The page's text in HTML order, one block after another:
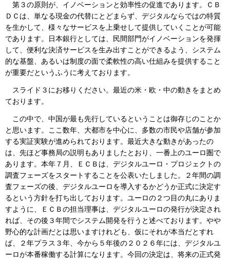
第３の原則が、イノベーションと効率性の促進であります。ＣＢ
ＤＣは、単なる現金の代替にとどまらず、デジタルならではの特質
を生かして、様々なサービスを上乗せして提供していくことが可能
であります。日本銀行としては、民間部門がイノベーションを発揮
して、便利な決済サービスを生み出すことができるよう、システム
的な基盤、あるいは制度の面で柔軟性の高い仕組みを提供すること
が重要だというふうに考えております。
スライド３にお移りください。最近の米・欧・中の動きをまとめ
ております。
この中で、中国が最も先行しているということは御存じのことか
と思います。ここ数年、大都市を中心に、多数の市民や店舗が参加
する実証実験が進められております。最近大きな動きがあったの
は、先ほど事務局の説明もありましたとおり、一番上のユーロ圏で
あります。本年７月、ＥＣＢは、デジタルユーロ・プロジェクトの
調査フェーズをスタートすることを公表いたしました。２年間の調
査フェーズの後、デジタルユーロを導入するかどうか正式に決定す
るという方針を打ち出しております。ユーロの２つ目の丸にありま
すように、ＥＣＢの担当理事は、デジタルユーロの発行が決定され
れば、その後３年間でシステム開発を行うと述べております。やや
野心的な計画だとは思いますけれども、仮にそれが本当だとすれ
ば、２年プラス３年、今から５年後の２０２６年には、デジタルユ
ーロが本番稼働する計算になります。今回の決定は、将来の正式発